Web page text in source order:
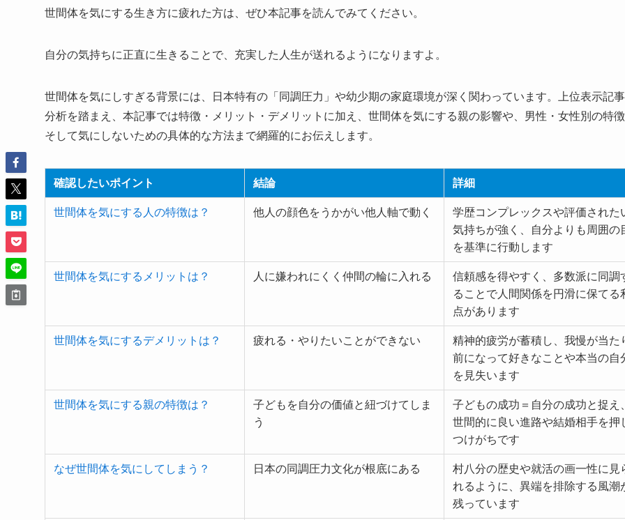
世間体を気にする生き方に疲れた方は、ぜひ本記事を読んでみてください。
自分の気持ちに正直に生きることで、充実した人生が送れるようになりますよ。
世間体を気にしすぎる背景には、日本特有の「同調圧力」や幼少期の家庭環境が深く関わっています。上位表示記
分析を踏まえ、本記事では特徴・メリット・デメリットに加え、世間体を気にする親の影響や、男性・女性別の特徴
そして気にしないための具体的な方法まで網羅的にお伝えします。
確認したいポイント 結論 詳細
世間体を気にする人の特徴は？ 他人の顔色をうかがい他人軸で動く
学歴コンプレックスや評価された
気持ちが強く、自分よりも周囲の
を基準に行動します
世間体を気にするメリットは？ 人に嫌われにくく仲間の輪に入れる
信頼感を得やすく、多数派に同調
ることで人間関係を円滑に保てる
点があります
世間体を気にするデメリットは？ 疲れる・やりたいことができない
精神的疲労が蓄積し、我慢が当た
前になって好きなことや本当の自
を見失います
世間体を気にする親の特徴は？
子どもを自分の価値と紐づけてしま
う
子どもの成功＝自分の成功と捉え、
世間的に良い進路や結婚相手を押
つけがちです
なぜ世間体を気にしてしまう？ 日本の同調圧力文化が根底にある
村八分の歴史や就活の画一性に見
れるように、異端を排除する風潮
残っています